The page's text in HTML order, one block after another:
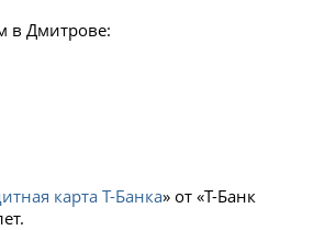
в Дмитрове:
карта Т-Банка» от «Т-Банк